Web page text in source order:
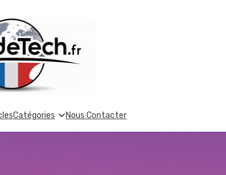
Catégories Nous Contacter